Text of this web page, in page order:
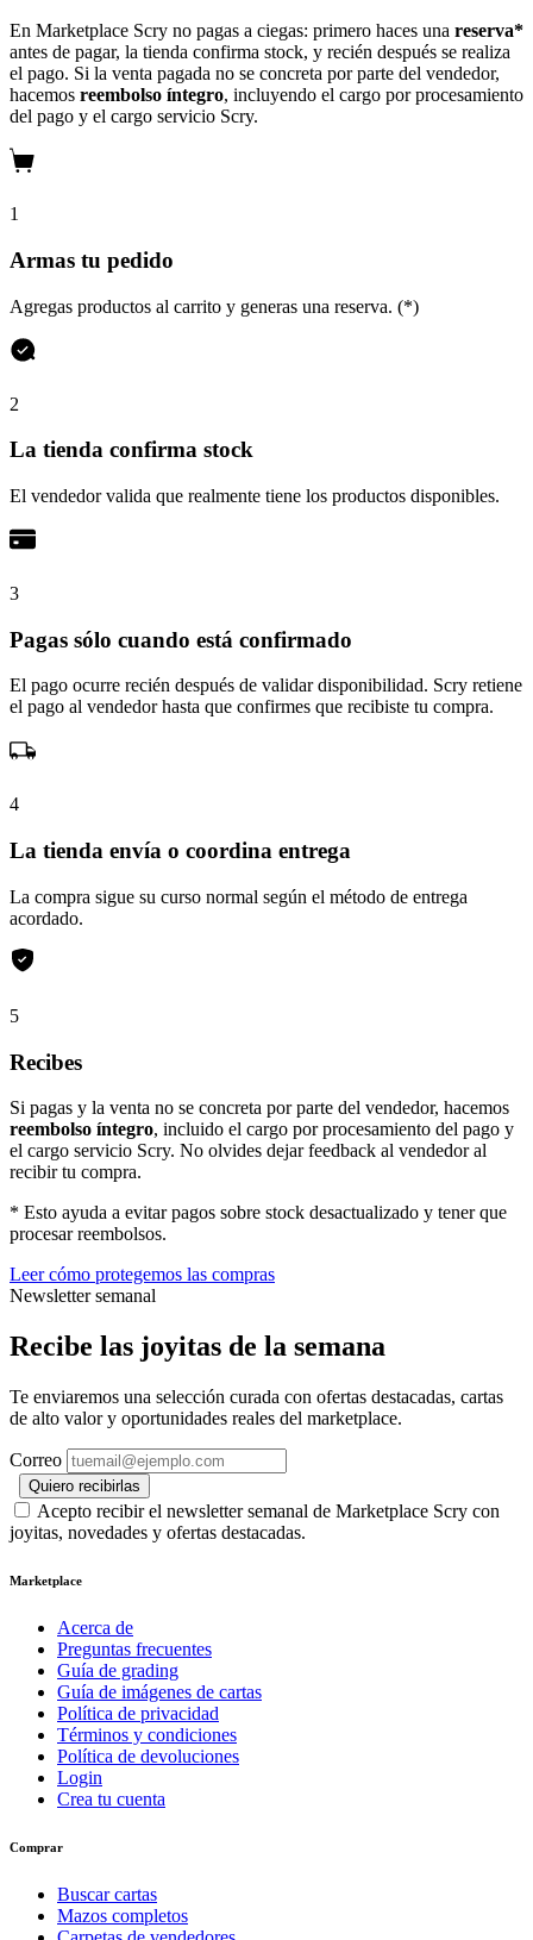
En Marketplace Scry no pagas a ciegas: primero haces una reserva*
antes de pagar, la tienda confirma stock, y recién después se realiza
el pago. Si la venta pagada no se concreta por parte del vendedor,
hacemos reembolso íntegro, incluyendo el cargo por procesamiento
del pago y el cargo servicio Scry.
1
Armas tu pedido
Agregas productos al carrito y generas una reserva. (*)
2
La tienda confirma stock
El vendedor valida que realmente tiene los productos disponibles.
3
Pagas sólo cuando está confirmado
El pago ocurre recién después de validar disponibilidad. Scry retiene
el pago al vendedor hasta que confirmes que recibiste tu compra.
4
La tienda envía o coordina entrega
La compra sigue su curso normal según el método de entrega
acordado.
5
Recibes
Si pagas y la venta no se concreta por parte del vendedor, hacemos
reembolso íntegro, incluido el cargo por procesamiento del pago y
el cargo servicio Scry. No olvides dejar feedback al vendedor al
recibir tu compra.
* Esto ayuda a evitar pagos sobre stock desactualizado y tener que
procesar reembolsos.
Leer cómo protegemos las compras
Newsletter semanal
Recibe las joyitas de la semana
Te enviaremos una selección curada con ofertas destacadas, cartas
de alto valor y oportunidades reales del marketplace.
Correo
Quiero recibirlas
Acepto recibir el newsletter semanal de Marketplace Scry con
joyitas, novedades y ofertas destacadas.
Marketplace
Acerca de
Preguntas frecuentes
Guía de grading
Guía de imágenes de cartas
Política de privacidad
Términos y condiciones
Política de devoluciones
Login
Crea tu cuenta
Comprar
Buscar cartas
Mazos completos